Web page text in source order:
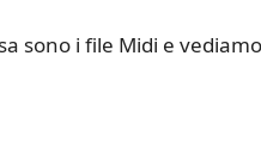
sono i file Midi e